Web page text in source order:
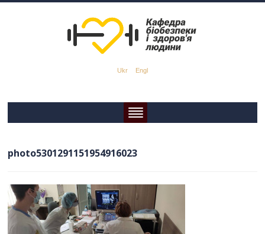
Ukr Engl
photo5301291151954916023